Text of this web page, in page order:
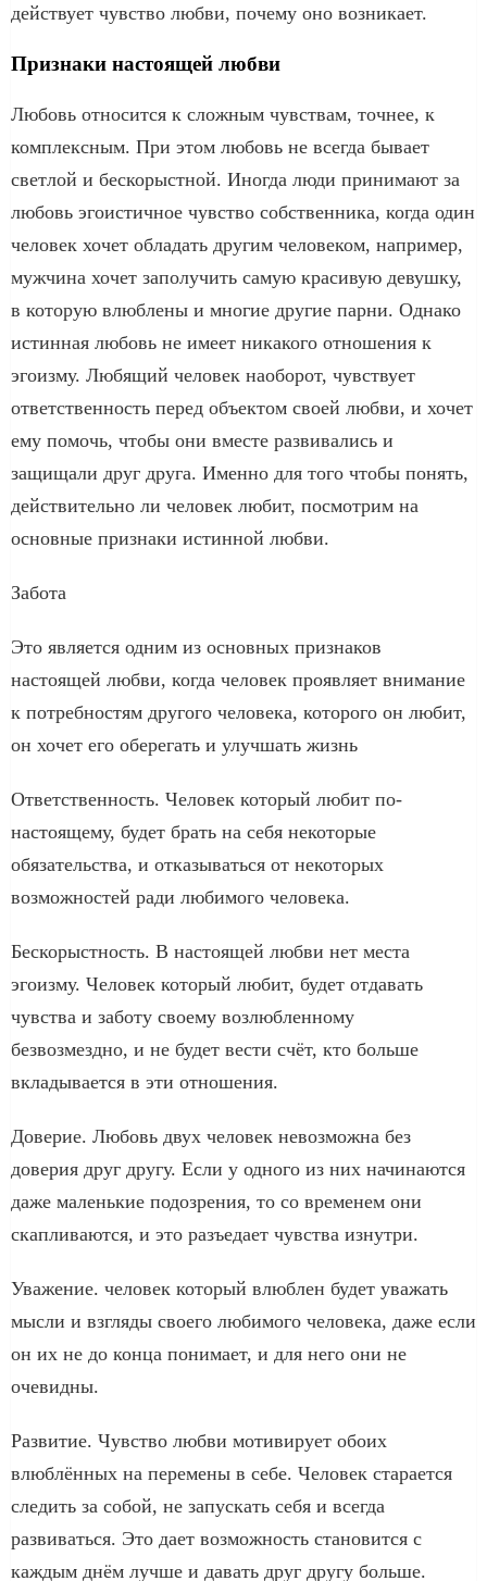
действует чувство любви, почему оно возникает.
Признаки настоящей любви
Любовь относится к сложным чувствам, точнее, к
комплексным. При этом любовь не всегда бывает
светлой и бескорыстной. Иногда люди принимают за
любовь эгоистичное чувство собственника, когда один
человек хочет обладать другим человеком, например,
мужчина хочет заполучить самую красивую девушку,
в которую влюблены и многие другие парни. Однако
истинная любовь не имеет никакого отношения к
эгоизму. Любящий человек наоборот, чувствует
ответственность перед объектом своей любви, и хочет
ему помочь, чтобы они вместе развивались и
защищали друг друга. Именно для того чтобы понять,
действительно ли человек любит, посмотрим на
основные признаки истинной любви.
Забота
Это является одним из основных признаков
настоящей любви, когда человек проявляет внимание
к потребностям другого человека, которого он любит,
он хочет его оберегать и улучшать жизнь
Ответственность. Человек который любит по-
настоящему, будет брать на себя некоторые
обязательства, и отказываться от некоторых
возможностей ради любимого человека.
Бескорыстность. В настоящей любви нет места
эгоизму. Человек который любит, будет отдавать
чувства и заботу своему возлюбленному
безвозмездно, и не будет вести счёт, кто больше
вкладывается в эти отношения.
Доверие. Любовь двух человек невозможна без
доверия друг другу. Если у одного из них начинаются
даже маленькие подозрения, то со временем они
скапливаются, и это разъедает чувства изнутри.
Уважение. человек который влюблен будет уважать
мысли и взгляды своего любимого человека, даже если
он их не до конца понимает, и для него они не
очевидны.
Развитие. Чувство любви мотивирует обоих
влюблённых на перемены в себе. Человек старается
следить за собой, не запускать себя и всегда
развиваться. Это дает возможность становится с
каждым днём лучше и давать друг другу больше.